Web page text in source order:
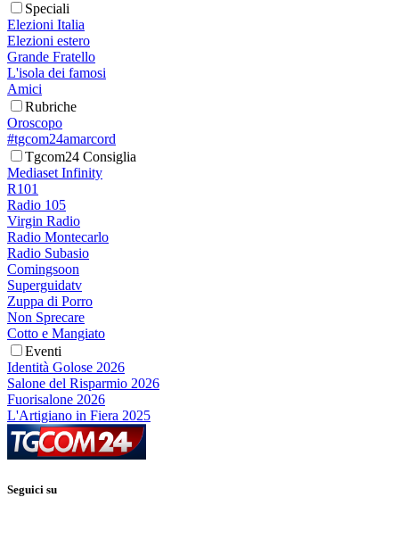
Speciali
Elezioni Italia
Elezioni estero
Grande Fratello
L'isola dei famosi
Amici
Rubriche
Oroscopo
#tgcom24amarcord
Tgcom24 Consiglia
Mediaset Infinity
R101
Radio 105
Virgin Radio
Radio Montecarlo
Radio Subasio
Comingsoon
Superguidatv
Zuppa di Porro
Non Sprecare
Cotto e Mangiato
Eventi
Identità Golose 2026
Salone del Risparmio 2026
Fuorisalone 2026
L'Artigiano in Fiera 2025
Seguici su